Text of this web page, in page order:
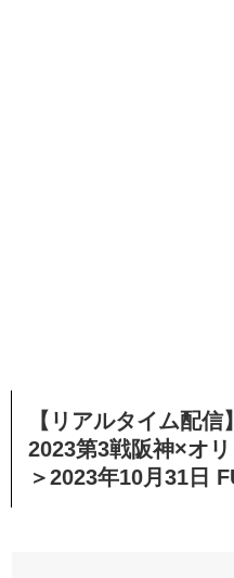
【リアルタイム配
2023第3戦阪神×オ
＞2023年10月31日